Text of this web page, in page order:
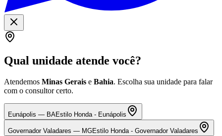
Qual unidade atende você?
Atendemos Minas Gerais e Bahia. Escolha sua unidade para falar
com o consultor certo.
Eunápolis — BAEstilo Honda - Eunápolis
Governador Valadares — MGEstilo Honda - Governador Valadares